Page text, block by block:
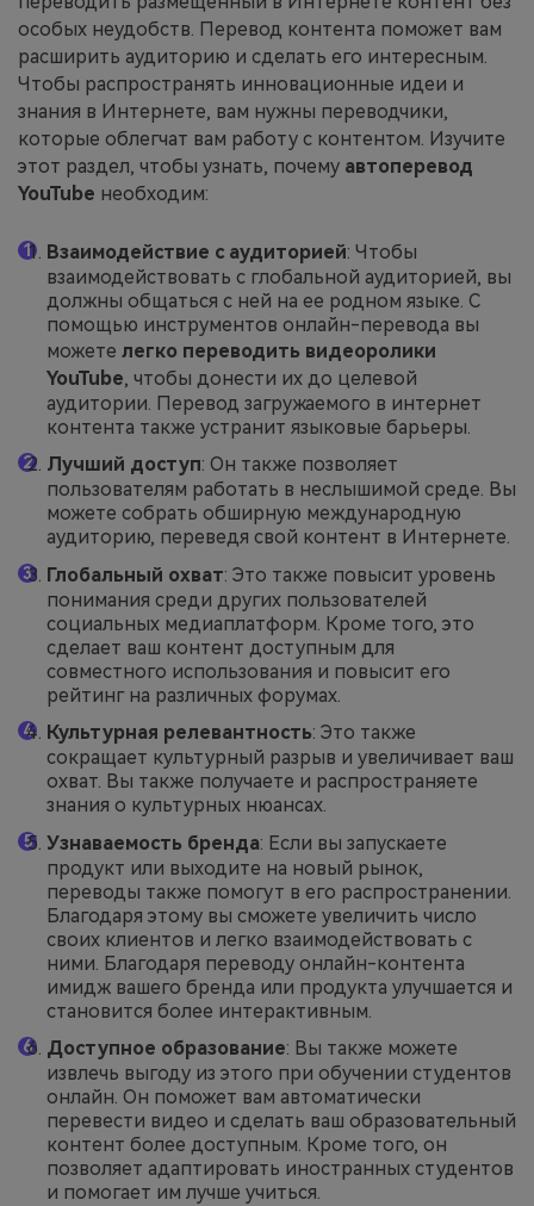
особых неудобств. Перевод контента поможет вам
расширить аудиторию и сделать его интересным.
Чтобы распространять инновационные идеи и
знания в Интернете, вам нужны переводчики,
которые облегчат вам работу с контентом. Изучите
этот раздел, чтобы узнать, почему автоперевод
YouTube необходим:
Взаимодействие с аудиторией: Чтобы
взаимодействовать с глобальной аудиторией, вы
должны общаться с ней на ее родном языке. С
помощью инструментов онлайн-перевода вы
можете легко переводить видеоролики
YouTube, чтобы донести их до целевой
аудитории. Перевод загружаемого в интернет
контента также устранит языковые барьеры.
Лучший доступ: Он также позволяет
пользователям работать в неслышимой среде. Вы
можете собрать обширную международную
аудиторию, переведя свой контент в Интернете.
Глобальный охват: Это также повысит уровень
понимания среди других пользователей
социальных медиаплатформ. Кроме того, это
сделает ваш контент доступным для
совместного использования и повысит его
рейтинг на различных форумах.
Культурная релевантность: Это также
сокращает культурный разрыв и увеличивает ваш
охват. Вы также получаете и распространяете
знания о культурных нюансах.
Узнаваемость бренда: Если вы запускаете
продукт или выходите на новый рынок,
переводы также помогут в его распространении.
Благодаря этому вы сможете увеличить число
своих клиентов и легко взаимодействовать с
ними. Благодаря переводу онлайн-контента
имидж вашего бренда или продукта улучшается и
становится более интерактивным.
Доступное образование: Вы также можете
извлечь выгоду из этого при обучении студентов
онлайн. Он поможет вам автоматически
перевести видео и сделать ваш образовательный
контент более доступным. Кроме того, он
позволяет адаптировать иностранных студентов
и помогает им лучше учиться.